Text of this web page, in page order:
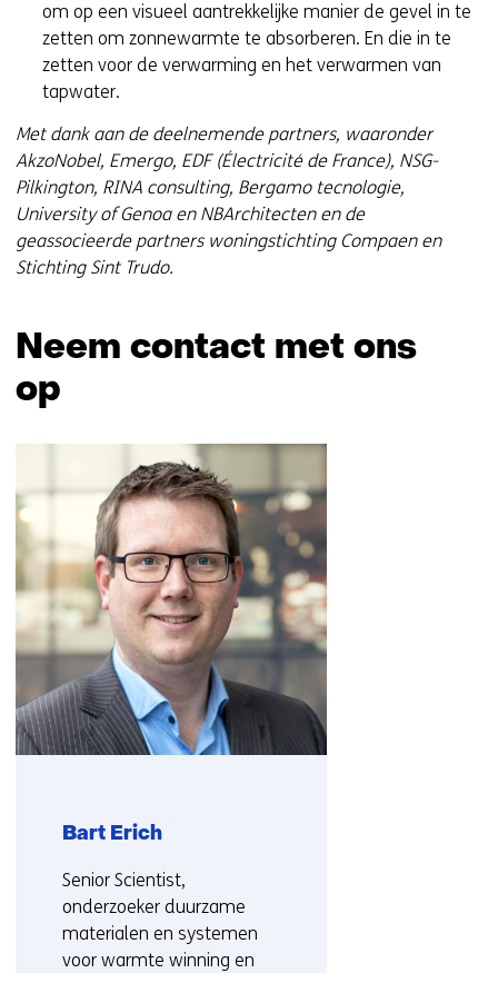
om op een visueel aantrekkelijke manier de gevel in te
zetten om zonnewarmte te absorberen. En die in te
zetten voor de verwarming en het verwarmen van
tapwater.
Met dank aan de deelnemende partners, waaronder
AkzoNobel, Emergo, EDF (Électricité de France), NSG-
Pilkington, RINA consulting, Bergamo tecnologie,
University of Genoa en NBArchitecten en de
geassocieerde partners woningstichting Compaen en
Stichting Sint Trudo.
Neem contact met ons
op
over
(Neem
contact
met
ons
op)
Bart Erich
Functie:
Senior Scientist,
onderzoeker duurzame
materialen en systemen
voor warmte winning en